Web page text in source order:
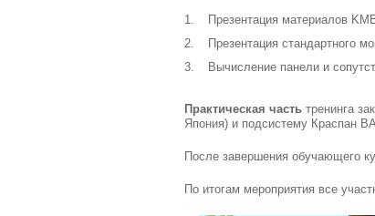
Презентация материалов
1.
Презентация стандартного
2.
Вычисление панели и
3.
Практическая часть тренинга
Япония) и подсистему Краспан
После завершения обучающего
По итогам мероприятия все